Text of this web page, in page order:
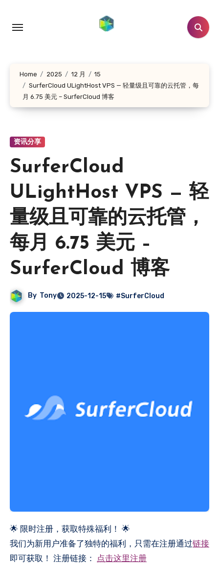
Home 2025 12 月
15
SurferCloud ULightHost VPS — 轻量级且可靠的云托管，每
月 6.75 美元 – SurferCloud 博客
资讯分享
SurferCloud
ULightHost VPS — 轻
量级且可靠的云托管，
每月 6.75 美元 –
SurferCloud 博客
By Tony 2025-12-15 #SurferCloud
🌟 限时注册，获取特殊福利！ 🌟
我们为新用户准备了独特的福利，只需在注册通过链接
即可获取！ 注册链接： 点击这里注册